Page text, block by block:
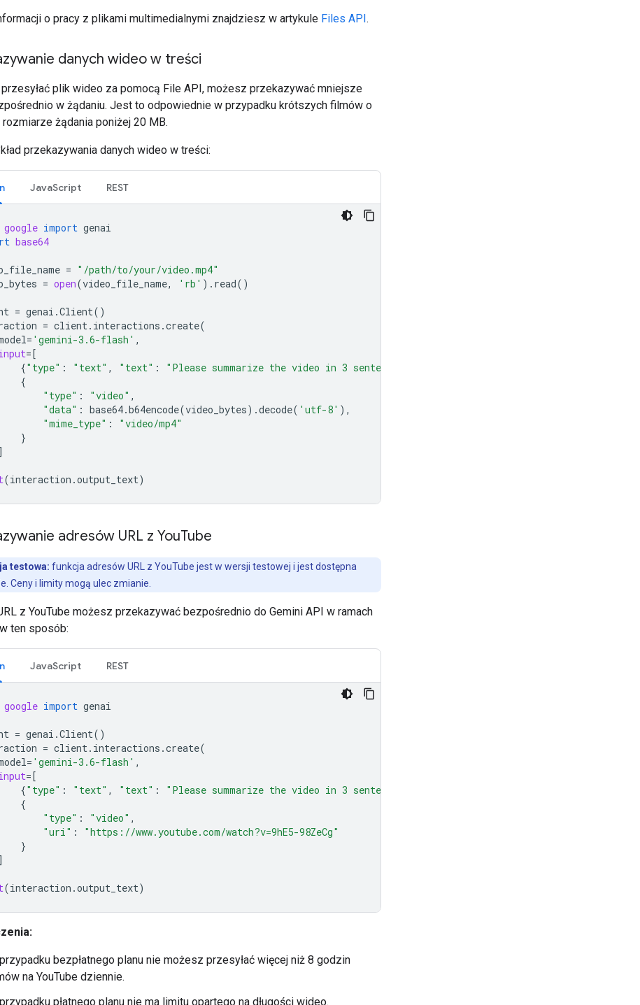
o pracy z plikami multimedialnymi znajdziesz w artykule Files API.
danych wideo w treści
plik wideo za pomocą File API, możesz przekazywać mniejsze
w żądaniu. Jest to odpowiednie w przypadku krótszych filmów o
rozmiarze żądania poniżej 20 MB.
przekazywania danych wideo w treści:
JavaScript REST
google import genai
base64
= "/path/to/your/video.mp4"
= open(video_file_name, 'rb' ) . read()
= genai .Client()
= client. interactions .create(
= 'gemini-3.6-flash' ,
=[
{"type" : "text" , "text" : "Please summarize the video in 3 sentences."
{
"type" : "video" ,
"data" : base64.b64encode(video_bytes) .decode( 'utf-8' ),
"mime_type" :
"video/mp4"
}
]
(interaction .output_text)
adresów URL z YouTube
testowa: funkcja adresów URL z YouTube jest w wersji testowej i jest dostępna
Ceny i limity mogą ulec zmianie.
z YouTube możesz przekazywać bezpośrednio do Gemini API w ramach
ten sposób:
JavaScript REST
google import genai
= genai .Client()
= client. interactions .create(
= 'gemini-3.6-flash' ,
=[
{"type" : "text" , "text" : "Please summarize the video in 3 sentences."
{
"type" : "video" ,
"uri" :
"https://www.youtube.com/watch?v=9hE5-98ZeCg"
}
]
(interaction .output_text)
bezpłatnego planu nie możesz przesyłać więcej niż 8 godzin
na YouTube dziennie.
płatnego planu nie ma limitu opartego na długości wideo.